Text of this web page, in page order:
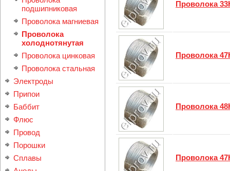
подшипниковая
Проволока магниевая
Проволока
холоднотянутая
Проволока цинковая
Проволока стальная
Электроды
Припои
Баббит
Флюс
Провод
Порошки
Сплавы
Проволока
Проволока
Проволока
Проволока